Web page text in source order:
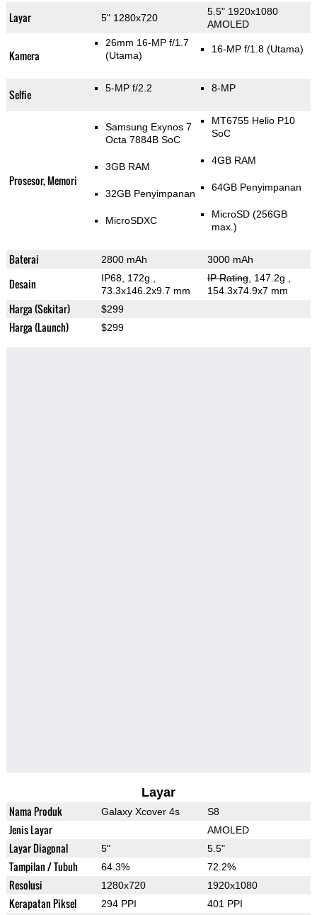
Layar 5" 1280x720
5.5" 1920x1080
AMOLED
Kamera
26mm 16-MP f/1.7
(Utama)
16-MP f/1.8 (Utama)
Selfie 5-MP f/2.2 8-MP
Prosesor, Memori
Samsung Exynos 7
Octa 7884B SoC
3GB RAM
32GB Penyimpanan
MicroSDXC
MT6755 Helio P10
SoC
4GB RAM
64GB Penyimpanan
MicroSD (256GB
max.)
Baterai 2800 mAh 3000 mAh
Desain IP68, 172g
73.3x146.2x9.7 mm
IP Rating, 147.2g
154.3x74.9x7 mm
Harga (Sekitar) $299
Harga (Launch) $299
Layar
Nama Produk Galaxy Xcover 4s S8
Jenis Layar AMOLED
Layar Diagonal 5" 5.5"
Tampilan / Tubuh 64.3% 72.2%
Resolusi 1280x720 1920x1080
Kerapatan Piksel 294 PPI 401 PPI